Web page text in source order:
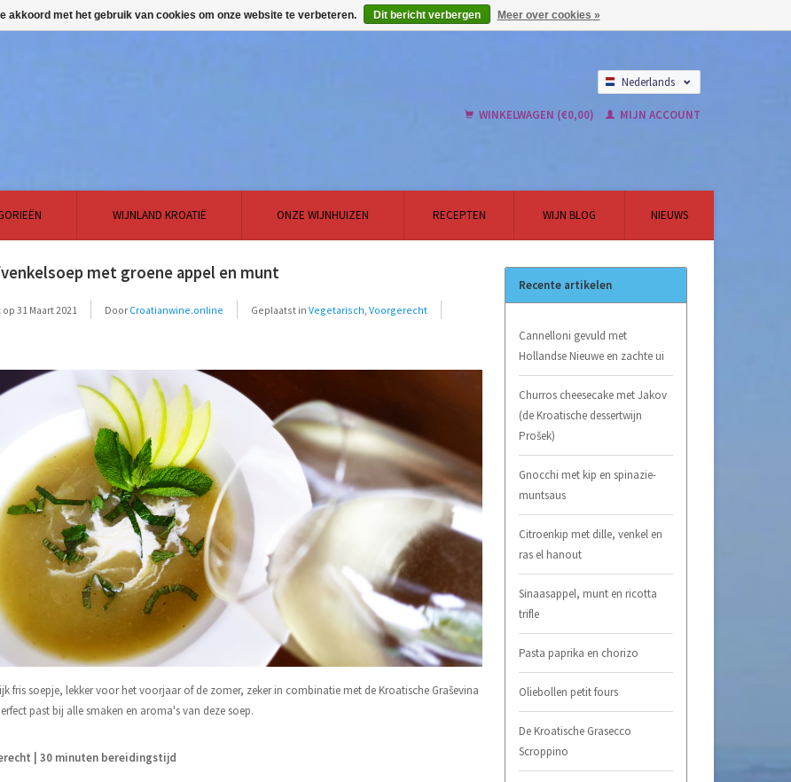
Nederlands
WINKELWAGEN (€0,00)
MIJN ACCOUNT
WIJNLAND KROATIË ONZE WIJNHUIZEN RECEPTEN WIJN BLOG NIEUWS
met groene appel en munt
op31 Maart 2021 Door Croatianwine.online Geplaatst in Vegetarisch, Voorgerecht
fris soepje, lekker voor het voorjaar of de zomer, zeker in combinatie met de Kroatische Graševina
past bij alle smaken en aroma's van deze soep.
| 30 minuten bereidingstijd
Recente artikelen
Cannelloni gevuld met
Hollandse Nieuwe en zachte ui
Churros cheesecake met Jakov
(de Kroatische dessertwijn
Prošek)
Gnocchi met kip en spinazie-
muntsaus
Citroenkip met dille, venkel en
ras el hanout
Sinaasappel, munt en ricotta
trifle
Pasta paprika en chorizo
Oliebollen petit fours
De Kroatische Grasecco
Scroppino
akkoord met het gebruik van cookies om onze website te verbeteren. Dit bericht verbergen Meer over cookies »